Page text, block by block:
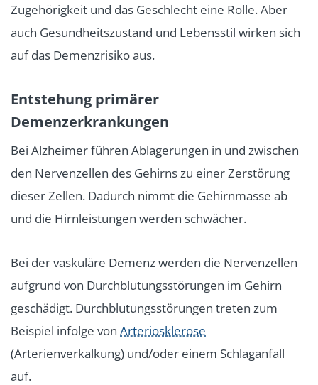
Zugehörigkeit und das Geschlecht eine Rolle. Aber
auch Gesundheitszustand und Lebensstil wirken sich
auf das Demenzrisiko aus.
Entstehung primärer
Demenzerkrankungen
Bei Alzheimer führen Ablagerungen in und zwischen
den Nervenzellen des Gehirns zu einer Zerstörung
dieser Zellen. Dadurch nimmt die Gehirnmasse ab
und die Hirnleistungen werden schwächer.
Bei der vaskuläre Demenz werden die Nervenzellen
aufgrund von Durchblutungsstörungen im Gehirn
geschädigt. Durchblutungsstörungen treten zum
Beispiel infolge von Arteriosklerose
(Arterienverkalkung) und/oder einem Schlaganfall
auf.